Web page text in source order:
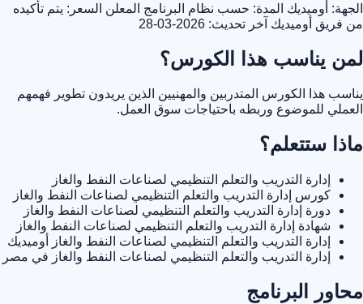
الجهة: أوميديك المدة: حسب نظام البرنامج المعلن السعر: يتم تأكيده
من فريق أوميديك آخر تحديث: 2026-03-28
لمن يناسب هذا الكورس؟
يناسب هذا الكورس المتدربين والمهنيين الذين يريدون تطوير فهمهم
العملي للموضوع وربطه باحتياجات سوق العمل.
ماذا ستتعلم؟
إدارة التدريب والتعلم التنظيمي لصناعات النفط والغاز
كورس إدارة التدريب والتعلم التنظيمي لصناعات النفط والغاز
دورة إدارة التدريب والتعلم التنظيمي لصناعات النفط والغاز
شهادة إدارة التدريب والتعلم التنظيمي لصناعات النفط والغاز
إدارة التدريب والتعلم التنظيمي لصناعات النفط والغاز أوميديك
إدارة التدريب والتعلم التنظيمي لصناعات النفط والغاز في مصر
محاور البرنامج